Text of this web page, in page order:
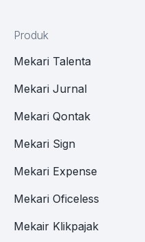
Produk
Mekari Talenta
Mekari Jurnal
Mekari Qontak
Mekari Sign
Mekari Expense
Mekari Oficeless
Mekair Klikpajak